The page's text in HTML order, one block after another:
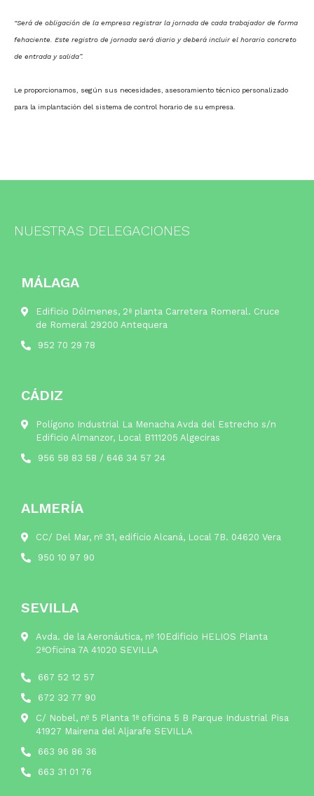
“Será de obligación de la empresa registrar la jornada de cada trabajador de forma
fehaciente. Este registro de jornada será diario y deberá incluir el horario concreto
de entrada y salida”.
Le proporcionamos, según sus necesidades, asesoramiento técnico personalizado
para la implantación del sistema de control horario de su empresa.
NUESTRAS DELEGACIONES
MÁLAGA
Edificio Dólmenes, 2ª planta Carretera Romeral. Cruce
de Romeral 29200 Antequera
952 70 29 78
CÁDIZ
Polígono Industrial La Menacha Avda del Estrecho s/n
Edificio Almanzor, Local B111205 Algeciras
956 58 83 58 / 646 34 57 24
ALMERÍA
CC/ Del Mar, nº 31, edificio Alcaná, Local 7B. 04620 Vera
950 10 97 90
SEVILLA
Avda. de la Aeronáutica, nº 10Edificio HELIOS Planta
2ªOficina 7A 41020 SEVILLA
667 52 12 57
672 32 77 90
C/ Nobel, nº 5 Planta 1ª oficina 5 B Parque Industrial Pisa
41927 Mairena del Aljarafe SEVILLA
663 96 86 36
663 31 01 76